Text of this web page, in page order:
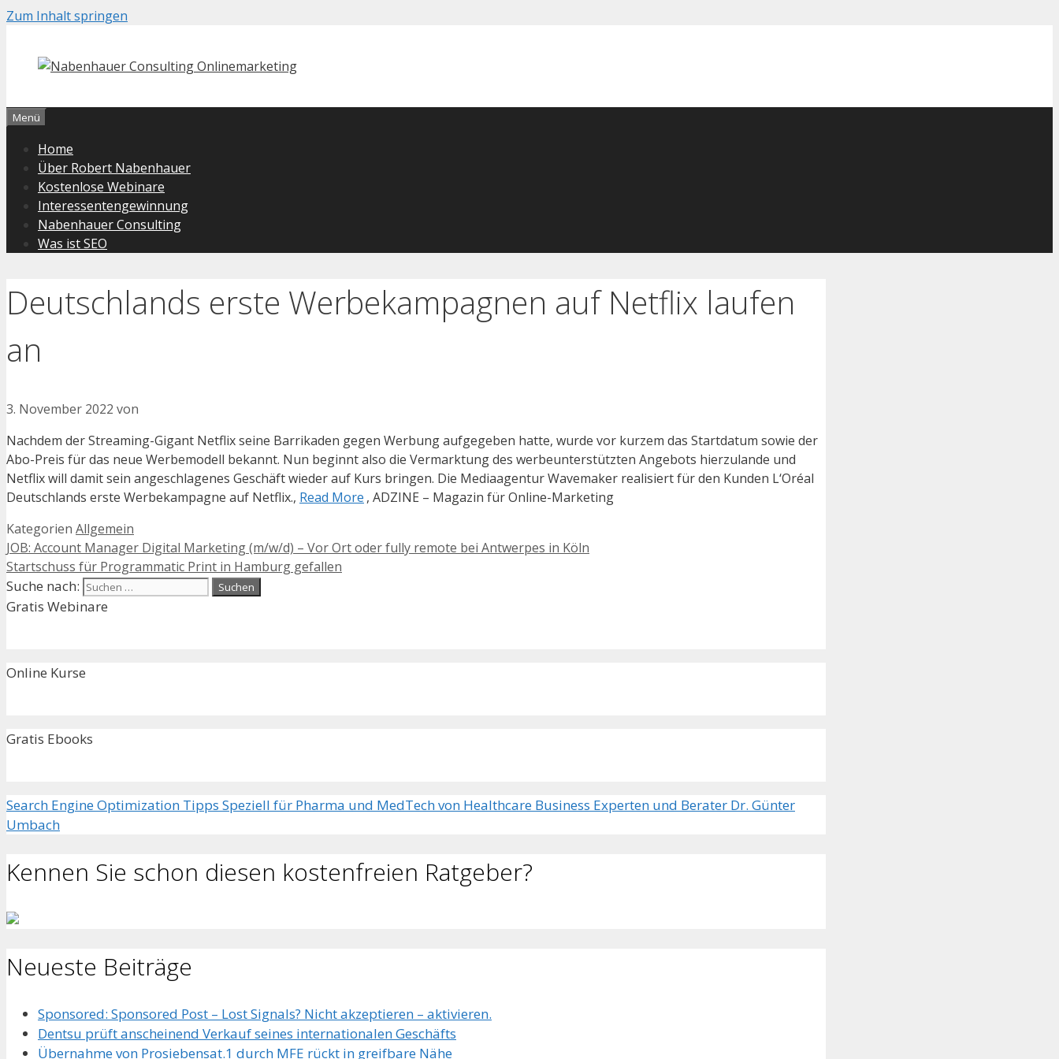
Zum Inhalt springen
Menü
Home
Über Robert Nabenhauer
Kostenlose Webinare
Interessentengewinnung
Nabenhauer Consulting
Was ist SEO
Deutschlands erste Werbekampagnen auf Netflix laufen
an
3. November 2022 von
Nachdem der Streaming-Gigant Netflix seine Barrikaden gegen Werbung aufgegeben hatte, wurde vor kurzem das Startdatum sowie der
Abo-Preis für das neue Werbemodell bekannt. Nun beginnt also die Vermarktung des werbeunterstützten Angebots hierzulande und
Netflix will damit sein angeschlagenes Geschäft wieder auf Kurs bringen. Die Mediaagentur Wavemaker realisiert für den Kunden L‘Oréal
Deutschlands erste Werbekampagne auf Netflix., Read More , ADZINE – Magazin für Online-Marketing
Kategorien Allgemein
JOB: Account Manager Digital Marketing (m/w/d) – Vor Ort oder fully remote bei Antwerpes in Köln
Startschuss für Programmatic Print in Hamburg gefallen
Suche nach:
Gratis Webinare
Online Kurse
Gratis Ebooks
Search Engine Optimization Tipps Speziell für Pharma und MedTech von Healthcare Business Experten und Berater Dr. Günter
Umbach
Kennen Sie schon diesen kostenfreien Ratgeber?
Neueste Beiträge
Sponsored: Sponsored Post – Lost Signals? Nicht akzeptieren – aktivieren.
Dentsu prüft anscheinend Verkauf seines internationalen Geschäfts
Übernahme von Prosiebensat.1 durch MFE rückt in greifbare Nähe